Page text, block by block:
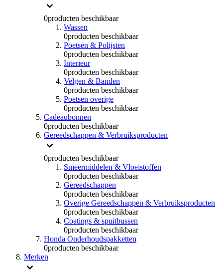
0producten beschikbaar
Wassen
0producten beschikbaar
Poetsen & Polijsten
0producten beschikbaar
Interieur
0producten beschikbaar
Velgen & Banden
0producten beschikbaar
Poetsen overige
0producten beschikbaar
Cadeaubonnen
0producten beschikbaar
Gereedschappen & Verbruiksproducten
0producten beschikbaar
Smeermiddelen & Vloeistoffen
0producten beschikbaar
Gereedschappen
0producten beschikbaar
Overige Gereedschappen & Verbruiksproducten
0producten beschikbaar
Coatings & spuitbussen
0producten beschikbaar
Honda Onderhoudspakketten
0producten beschikbaar
Merken